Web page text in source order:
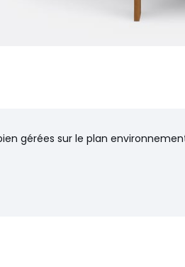
gérées sur le plan